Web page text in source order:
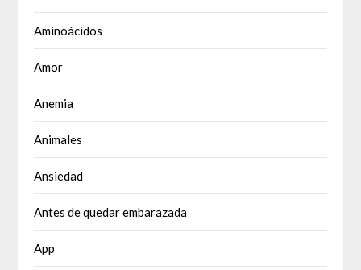
Aminoácidos
Amor
Anemia
Animales
Ansiedad
Antes de quedar embarazada
App